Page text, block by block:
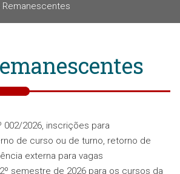
Remanescentes
002/2026, inscrições para
de curso ou de turno, retorno de
externa para vagas
semestre de 2026 para os cursos da